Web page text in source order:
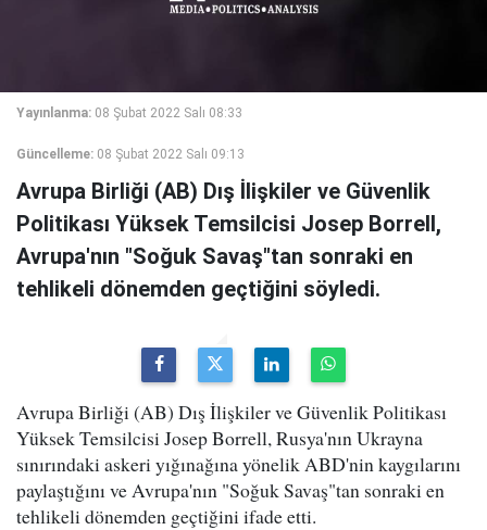
Yayınlanma: 08 Şubat 2022 Salı 08:33
Güncelleme: 08 Şubat 2022 Salı 09:13
Avrupa Birliği (AB) Dış İlişkiler ve Güvenlik
Politikası Yüksek Temsilcisi Josep Borrell,
Avrupa'nın "Soğuk Savaş"tan sonraki en
tehlikeli dönemden geçtiğini söyledi.
Avrupa Birliği (AB) Dış İlişkiler ve Güvenlik Politikası
Yüksek Temsilcisi Josep Borrell, Rusya'nın Ukrayna
sınırındaki askeri yığınağına yönelik ABD'nin kaygılarını
paylaştığını ve Avrupa'nın "Soğuk Savaş"tan sonraki en
tehlikeli dönemden geçtiğini ifade etti.